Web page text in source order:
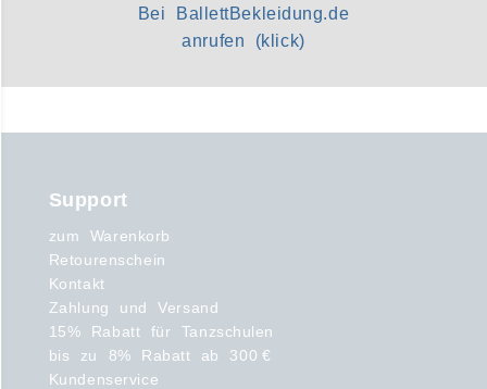
Bei BallettBekleidung.de
anrufen (klick)
Support
zum Warenkorb
Retourenschein
Kontakt
Zahlung und Versand
15% Rabatt für Tanzschulen
bis zu 8% Rabatt ab 300 €
Kundenservice